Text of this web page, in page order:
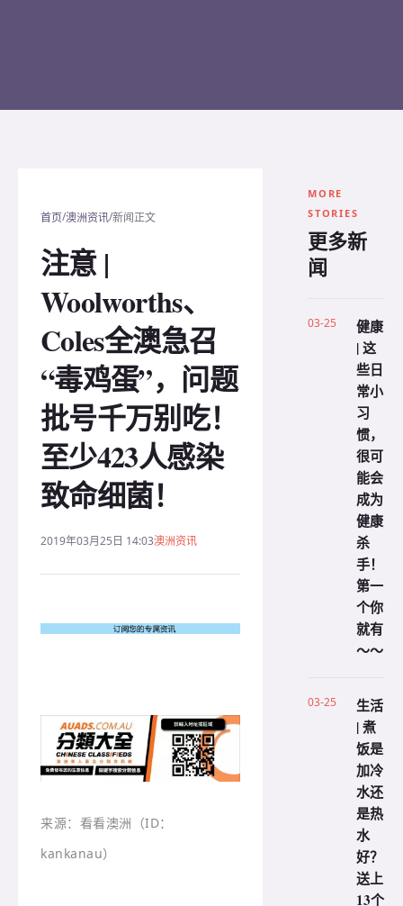
首页/澳洲资讯/新闻正文
注意 |
Woolworths、
Coles全澳急召
“毒鸡蛋”，问题
批号千万别吃！
至少423人感染
致命细菌！
2019年03月25日 14:03澳洲资讯
来源：看看澳洲（ID：
kankanau）
MORE
STORIES
更多新
闻
03-25
健康
| 这
些日
常小
习
惯，
很可
能会
成为
健康
杀
手！
第一
个你
就有
～～
03-25
生活
| 煮
饭是
加冷
水还
是热
水
好？
送上
13个